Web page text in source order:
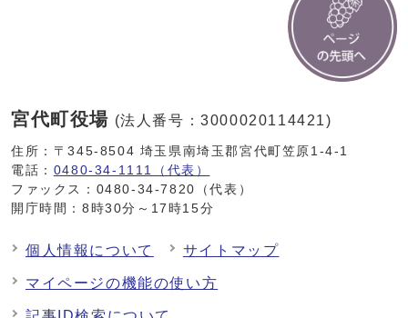
宮代町役場 (法人番号：3000020114421)
住所：〒345-8504 埼玉県南埼玉郡宮代町笠原1-4-1
電話： 0480-34-1111（代表）
ファックス：0480-34-7820（代表）
開庁時間：8時30分～17時15分
個人情報について サイトマップ
マイページの機能の使い方